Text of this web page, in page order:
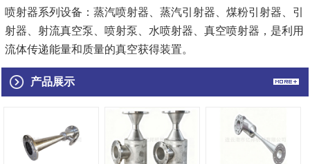
喷射器系列设备：蒸汽喷射器、蒸汽引射器、煤粉引射器、引
射器、射流真空泵、喷射泵、水喷射器、真空喷射器，是利用
流体传递能量和质量的真空获得装置。
电力辅机设备：涵盖锅炉辅机、汽液两相流自动调节装置、取
样冷却器等，应用于发电厂、化工厂、热力系统等场景，保障
[查看详情]
产品展示